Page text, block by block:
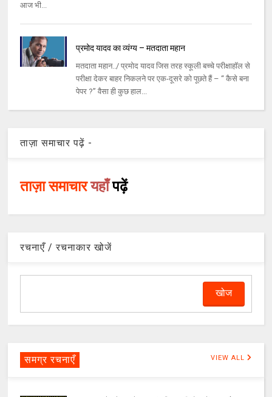
आज भी...
प्रमोद यादव का व्यंग्य – मतदाता महान
मतदाता महान../ प्रमोद यादव जिस तरह स्कूली बच्चे परीक्षाहॉल से
परीक्षा देकर बाहर निकलने पर एक-दूसरे को पूछते हैं – “ कैसे बना
पेपर ?” वैसा ही कुछ हाल...
ताज़ा समाचार पढ़ें -
ताज़ा समाचारयहाँपढ़ें
रचनाएँ / रचनाकार खोजें
समग्र रचनाएँ VIEW ALL